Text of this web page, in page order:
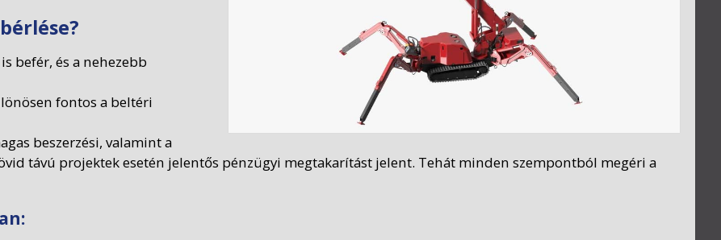
befér, és a nehezebb
fontos a beltéri
beszerzési, valamint a
távú projektek esetén jelentős pénzügyi megtakarítást jelent. Tehát minden szempontból megéri a